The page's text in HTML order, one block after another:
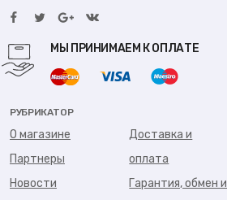
МЫ ПРИНИМАЕМ К ОПЛАТЕ
РУБРИКАТОР
О магазине
Партнеры
Новости
Доставка и
оплата
Гарантия, обмен и